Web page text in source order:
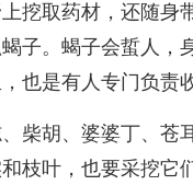
挖取药材，还随身
子。蝎子会蜇人，
也是有人专门负责
柴胡、婆婆丁、苍
枝叶，也要采挖它